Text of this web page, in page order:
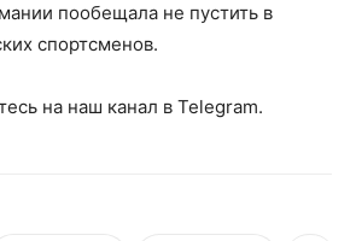
пообещала не пустить в
спортсменов.
на наш канал в Telegram.